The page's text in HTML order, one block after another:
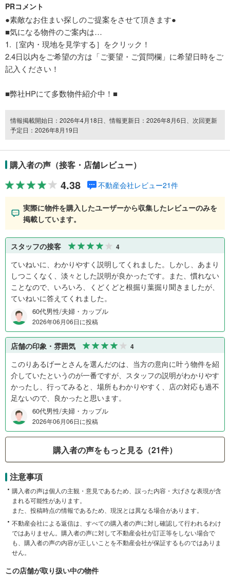
PRコメント
●素敵なお住まい探しのご提案をさせて頂きます●
■気になる物件のご案内は…
1.［室内・現地を見学する］をクリック！
2.4日以内をご希望の方は「ご要望・ご質問欄」に希望日時をご
記入ください！
■弊社HPにて多数物件紹介中！■
情報掲載開始日：2026年4月18日、情報更新日：2026年8月6日、次回更新
予定日：2026年8月19日
購入者の声（接客・店舗レビュー）
4.38 不動産会社レビュー21件
実際に物件を購入したユーザーから収集したレビューのみを
掲載しています。
スタッフの接客 4
ていねいに、わかりやすく説明してくれました。しかし、あまり
しつこくなく、淡々とした説明が良かったです。また、慣れない
ことなので、いろいろ、くどくどと根掘り葉掘り聞きましたが、
ていねいに答えてくれました。
60代男性/夫婦・カップル
2026年06月06日に投稿
店舗の印象・雰囲気 4
このりあるげーとさんを選んだのは、当方の意向に叶う物件を紹
介していたというのが一番ですが、スタッフの説明がわかりやす
かったし、行ってみると、場所もわかりやすく、店の対応も過不
足ないので、良かったと思います。
60代男性/夫婦・カップル
2026年06月06日に投稿
購入者の声をもっと見る（21件）
注意事項
購入者の声は個人の主観・意見であるため、誤った内容・大げさな表現が含
まれる可能性があります。
また、投稿時点の情報であるため、現況とは異なる場合があります。
不動産会社による返信は、すべての購入者の声に対し確認して行われるわけ
ではありません。購入者の声に対して不動産会社が訂正等をしない場合で
も、購入者の声の内容が正しいことを不動産会社が保証するものではありま
せん。
この店舗が取り扱い中の物件